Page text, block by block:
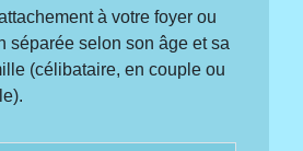
à votre foyer ou
séparée selon son âge et sa
(célibataire, en couple ou